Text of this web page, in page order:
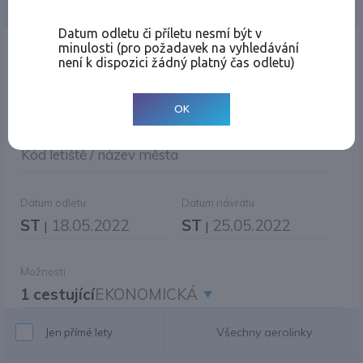
Místo odletu
Kód letiště / název města
Datum odletu
ST | 18.05.2022
Datum návratu
ST | 25.05.2022
Možnosti
1 cestujícíEKONOMICKÁ
Jen přímé lety Všechny aerolinky
Datum odletu či příletu nesmí být v
minulosti (pro požadavek na vyhledávání
není k dispozici žádný platný čas odletu)
OK